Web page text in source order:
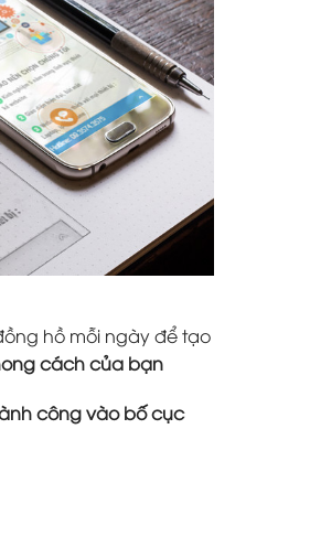
hồ mỗi ngày để tạo
cách của bạn
công vào bố cục